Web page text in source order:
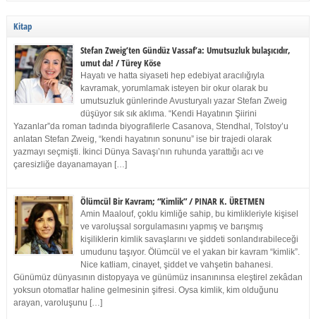
Kitap
Stefan Zweig’ten Gündüz Vassaf’a: Umutsuzluk bulaşıcıdır,
umut da! / Türey Köse
Hayatı ve hatta siyaseti hep edebiyat aracılığıyla
kavramak, yorumlamak isteyen bir okur olarak bu
umutsuzluk günlerinde Avusturyalı yazar Stefan Zweig
düşüyor sık sık aklıma. “Kendi Hayatının Şiirini
Yazanlar”da roman tadında biyografilerle Casanova, Stendhal, Tolstoy’u
anlatan Stefan Zweig, “kendi hayatının sonunu” ise bir trajedi olarak
yazmayı seçmişti. İkinci Dünya Savaşı’nın ruhunda yarattığı acı ve
çaresizliğe dayanamayan […]
Ölümcül Bir Kavram; “Kimlik” / PINAR K. ÜRETMEN
Amin Maalouf, çoklu kimliğe sahip, bu kimlikleriyle kişisel
ve varoluşsal sorgulamasını yapmış ve barışmış
kişiliklerin kimlik savaşlarını ve şiddeti sonlandırabileceği
umudunu taşıyor. Ölümcül ve el yakan bir kavram “kimlik”.
Nice katliam, cinayet, şiddet ve vahşetin bahanesi.
Günümüz dünyasının distopyaya ve günümüz insanınınsa eleştirel zekâdan
yoksun otomatlar haline gelmesinin şifresi. Oysa kimlik, kim olduğunu
arayan, varoluşunu […]